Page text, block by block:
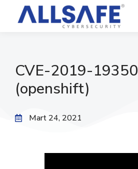
CVE-2019-19350
(openshift)
Mart 24, 2021